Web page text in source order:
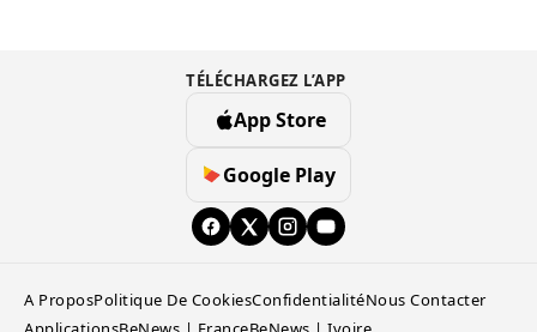
TÉLÉCHARGEZ L’APP
App Store
Google Play
A ProposPolitique De CookiesConfidentialitéNous Contacter